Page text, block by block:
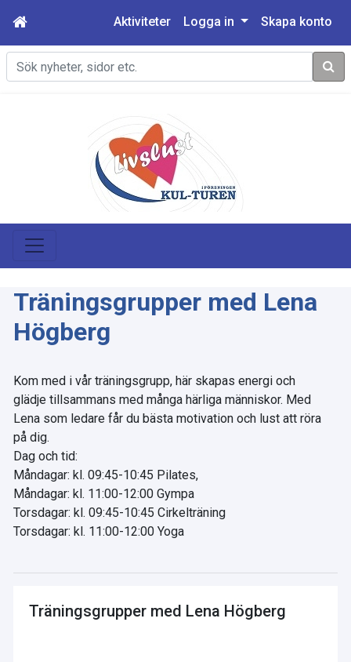
Aktiviteter Logga in Skapa konto
Sök
Träningsgrupper med Lena
Högberg
Kom med i vår träningsgrupp, här skapas energi och
glädje tillsammans med många härliga människor. Med
Lena som ledare får du bästa motivation och lust att röra
på dig.
Dag och tid:
Måndagar: kl. 09:45-10:45 Pilates,
Måndagar: kl. 11:00-12:00 Gympa
Torsdagar: kl. 09:45-10:45 Cirkelträning
Torsdagar: kl. 11:00-12:00 Yoga
Träningsgrupper med Lena Högberg